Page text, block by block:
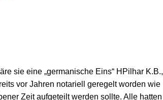
sie eine „germanische Eins“ HPilhar K.B.,
vor Jahren notariell geregelt worden wie
Zeit aufgeteilt werden sollte. Alle hatten